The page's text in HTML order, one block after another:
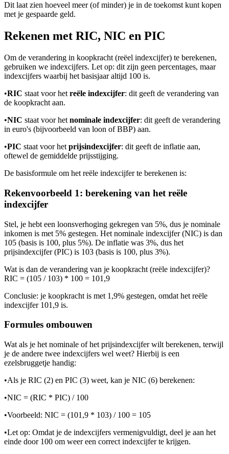
Dit laat zien hoeveel meer (of minder) je in de toekomst kunt kopen
met je gespaarde geld.
Rekenen met RIC, NIC en PIC
Om de verandering in koopkracht (reëel indexcijfer) te berekenen,
gebruiken we indexcijfers. Let op: dit zijn geen percentages, maar
indexcijfers waarbij het basisjaar altijd 100 is.
•RIC staat voor het reële indexcijfer: dit geeft de verandering van
de koopkracht aan.
•NIC staat voor het nominale indexcijfer: dit geeft de verandering
in euro's (bijvoorbeeld van loon of BBP) aan.
•PIC staat voor het prijsindexcijfer: dit geeft de inflatie aan,
oftewel de gemiddelde prijsstijging.
De basisformule om het reële indexcijfer te berekenen is:
Rekenvoorbeeld 1: berekening van het reële
indexcijfer
Stel, je hebt een loonsverhoging gekregen van 5%, dus je nominale
inkomen is met 5% gestegen. Het nominale indexcijfer (NIC) is dan
105 (basis is 100, plus 5%). De inflatie was 3%, dus het
prijsindexcijfer (PIC) is 103 (basis is 100, plus 3%).
Wat is dan de verandering van je koopkracht (reële indexcijfer)?
RIC = (105 / 103) * 100 = 101,9
Conclusie: je koopkracht is met 1,9% gestegen, omdat het reële
indexcijfer 101,9 is.
Formules ombouwen
Wat als je het nominale of het prijsindexcijfer wilt berekenen, terwijl
je de andere twee indexcijfers wel weet? Hierbij is een
ezelsbruggetje handig:
•Als je RIC (2) en PIC (3) weet, kan je NIC (6) berekenen:
•NIC = (RIC * PIC) / 100
•Voorbeeld: NIC = (101,9 * 103) / 100 = 105
•Let op: Omdat je de indexcijfers vermenigvuldigt, deel je aan het
einde door 100 om weer een correct indexcijfer te krijgen.